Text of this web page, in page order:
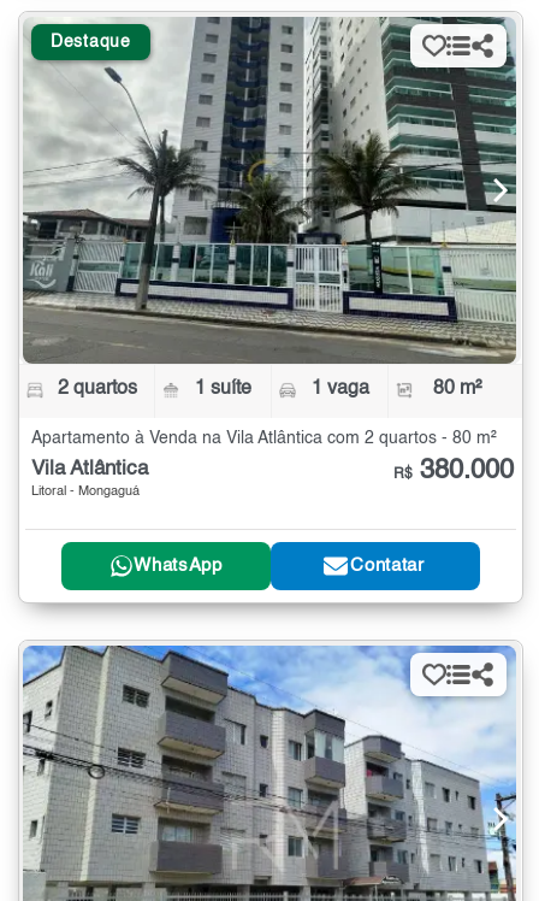
Destaque
2 quartos 1 suíte 1 vaga 80 m²
Apartamento à Venda na Vila Atlântica com 2 quartos - 80 m²
Vila Atlântica
Litoral - Mongaguá
R$ 380.000
WhatsApp Contatar